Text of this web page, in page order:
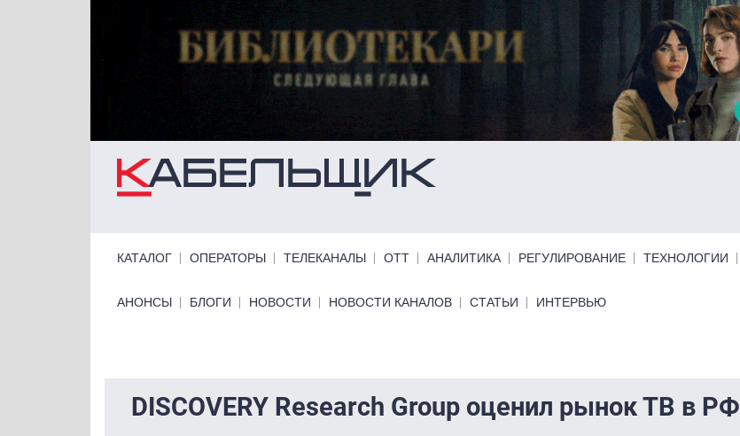
КАТАЛОГ ОПЕРАТОРЫ ТЕЛЕКАНАЛЫ ОТТ АНАЛИТИКА РЕГУЛИРОВАНИЕ ТЕХНОЛОГИИ
Primary links bottom
АНОНСЫ БЛОГИ НОВОСТИ НОВОСТИ КАНАЛОВ СТАТЬИ ИНТЕРВЬЮ
DISCOVERY Research Group оценил рынок ТВ в РФ